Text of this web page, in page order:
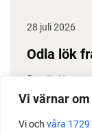
Vi värnar
Vi och våra
28 juli 2026
Odla lök
Det är lätt
under